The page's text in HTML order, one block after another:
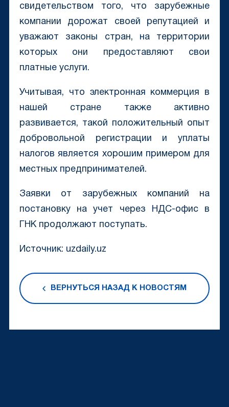
свидетельством того, что зарубежные
компании дорожат своей репутацией и
уважают законы стран, на территории
которых они предоставляют свои
платные услуги.
Учитывая, что электронная коммерция в
нашей стране также активно
развивается, такой положительный опыт
добровольной регистрации и уплаты
налогов является хорошим примером для
местных предпринимателей.
Заявки от зарубежных компаний на
постановку на учет через НДС-офис в
ГНК продолжают поступать.
Источник: uzdaily.uz
ВЕРНУТЬСЯ НАЗАД К НОВОСТЯМ